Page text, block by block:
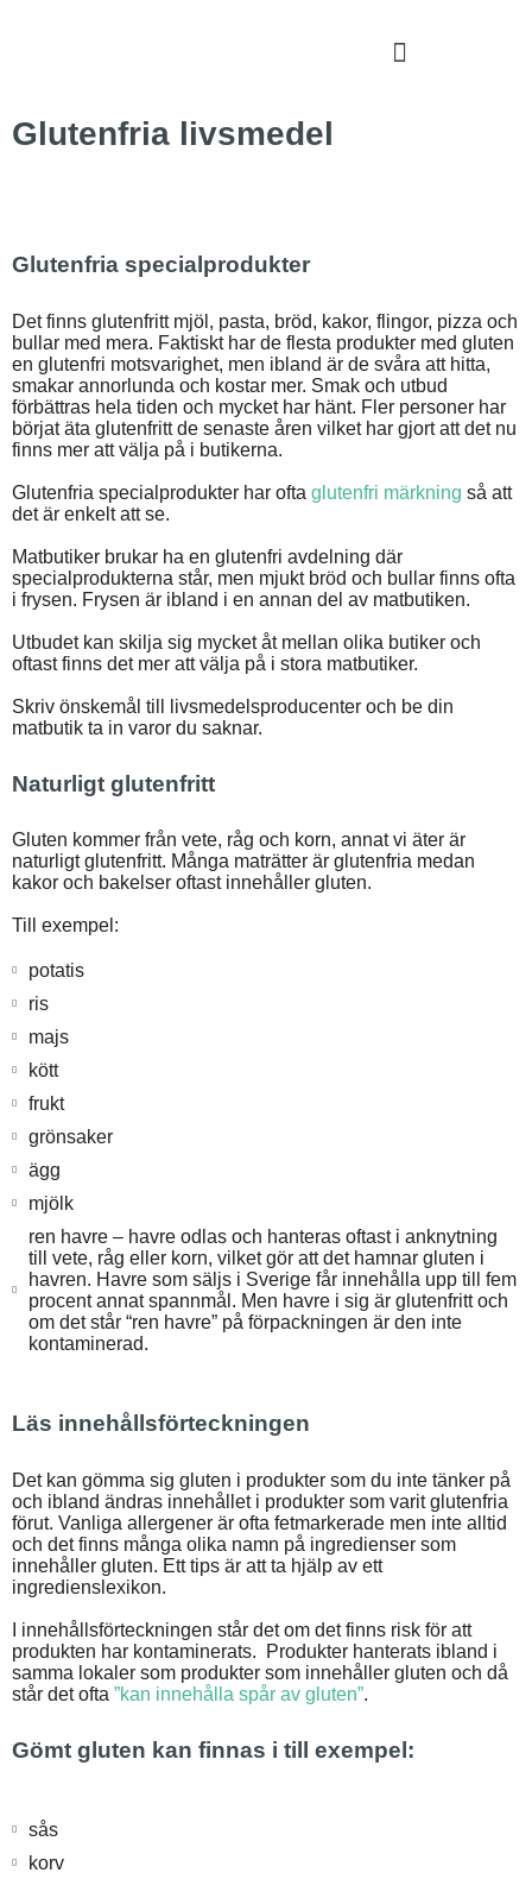
Glutenfria livsmedel
Glutenfria specialprodukter
Det finns glutenfritt mjöl, pasta, bröd, kakor, flingor, pizza och
bullar med mera. Faktiskt har de flesta produkter med gluten
en glutenfri motsvarighet, men ibland är de svåra att hitta,
smakar annorlunda och kostar mer. Smak och utbud
förbättras hela tiden och mycket har hänt. Fler personer har
börjat äta glutenfritt de senaste åren vilket har gjort att det nu
finns mer att välja på i butikerna.
Glutenfria specialprodukter har ofta glutenfri märkning så att
det är enkelt att se.
Matbutiker brukar ha en glutenfri avdelning där
specialprodukterna står, men mjukt bröd och bullar finns ofta
i frysen. Frysen är ibland i en annan del av matbutiken.
Utbudet kan skilja sig mycket åt mellan olika butiker och
oftast finns det mer att välja på i stora matbutiker.
Skriv önskemål till livsmedelsproducenter och be din
matbutik ta in varor du saknar.
Naturligt glutenfritt
Gluten kommer från vete, råg och korn, annat vi äter är
naturligt glutenfritt. Många maträtter är glutenfria medan
kakor och bakelser oftast innehåller gluten.
Till exempel:
potatis
ris
majs
kött
frukt
grönsaker
ägg
mjölk
ren havre – havre odlas och hanteras oftast i anknytning
till vete, råg eller korn, vilket gör att det hamnar gluten i
havren. Havre som säljs i Sverige får innehålla upp till fem
procent annat spannmål. Men havre i sig är glutenfritt och
om det står “ren havre” på förpackningen är den inte
kontaminerad.
Läs innehållsförteckningen
Det kan gömma sig gluten i produkter som du inte tänker på
och ibland ändras innehållet i produkter som varit glutenfria
förut. Vanliga allergener är ofta fetmarkerade men inte alltid
och det finns många olika namn på ingredienser som
innehåller gluten. Ett tips är att ta hjälp av ett
ingredienslexikon.
I innehållsförteckningen står det om det finns risk för att
produkten har kontaminerats. Produkter hanterats ibland i
samma lokaler som produkter som innehåller gluten och då
står det ofta ”kan innehålla spår av gluten”.
Gömt gluten kan finnas i till exempel:
sås
korv